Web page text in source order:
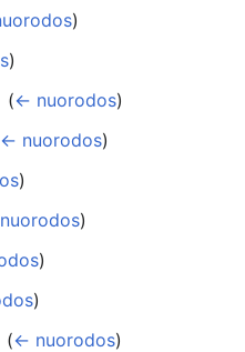
)
)
(← nuorodos)
← nuorodos)
)
)
)
)
(← nuorodos)